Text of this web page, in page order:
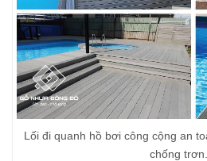
Lối đi quanh hồ bơi công cộng an
chống trơn.